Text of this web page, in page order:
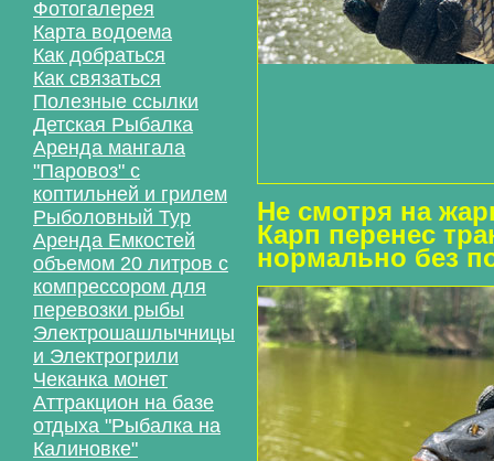
Фотогалерея
Карта водоема
Как добраться
Как связаться
Полезные ссылки
Детская Рыбалка
Аренда мангала
"Паровоз" с
коптильней и грилем
Рыболовный Тур
Аренда Емкостей
объемом 20 литров с
компрессором для
перевозки рыбы
Электрошашлычницы
и Электрогрили
Чеканка монет
Аттракцион на базе
отдыха "Рыбалка на
Калиновке"
Не смотря на
Карп перенес
нормально без